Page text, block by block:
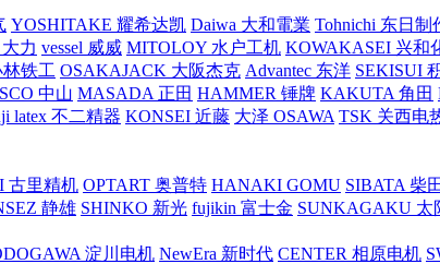
YOSHITAKE 耀希达凯 Daiwa 大和電業 Tohnichi 东日制
力 vessel 威威 MITOLOY 水户工机 KOWAKASEI 兴和
铁工 OSAKAJACK 大阪杰克 Advantec 东洋 SEKISUI
中山 MASADA 正田 HAMMER 锤牌 KAKUTA 角田
latex 不二精器 KONSEI 近藤 大泽 OSAWA TSK 关西电
古里精机 OPTART 奥普特 HANAKI GOMU SIBATA 柴
静雄 SHINKO 新光 fujikin 富士金 SUNKAGAKU 太
淀川电机 NewEra 新时代 CENTER 相原电机